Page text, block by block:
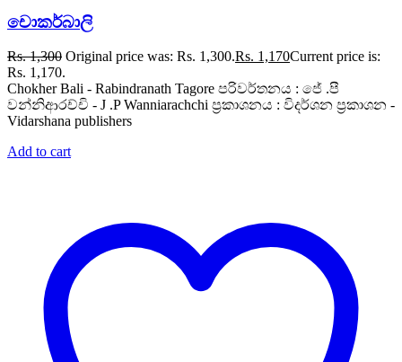
චොකර්බාලි
Rs.1,300 Original price was: Rs. 1,300.Rs. 1,170Current price is:
Rs. 1,170.
Chokher Bali - Rabindranath Tagore පරිවර්තනය : ජේ .පී
වන්නිආරච්චි - J .P Wanniarachchi ප්‍රකාශනය : විදර්ශන ප්‍රකාශන -
Vidarshana publishers
Add to cart